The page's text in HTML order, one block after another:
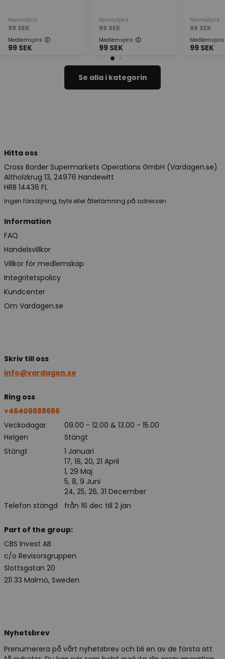
Normalpris
99 SEK
Medlemspris
99 SEK
Normalpris
99 SEK
Medlemspris
99 SEK
Normalpris
99 SEK
Medlemspris
99 SEK
Se alla i kategorin
Hitta oss
Cross Border Supermarkets Operations GmbH (Vardagen.se)
Altholzkrug 13, 24976 Handewitt
HRB 14436 FL
Ingen försäljning, byte eller återlämning på adressen
Information
FAQ
Handelsvillkor
Villkor för medlemskap
Integritetspolicy
Kundcenter
Om Vardagen.se
Skriv till oss
info@vardagen.se
Ring oss
+46406688666
Veckodagar
09.00 - 12.00 & 13.00 - 15.00
Helgen
Stängt
Stängt
Telefon stängd
1 Januari
17, 18, 20, 21 April
1, 29 Maj
5, 8, 9 Juni
24, 25, 26, 31 December
från 16 dec till 2 jan
Part of the group:
CBS Invest AB
c/o Revisorsgruppen
Slottsgatan 20
211 33 Malmö, Sweden
Nyhetsbrev
Prenumerera på vårt nyhetsbrev och bli en av de första att